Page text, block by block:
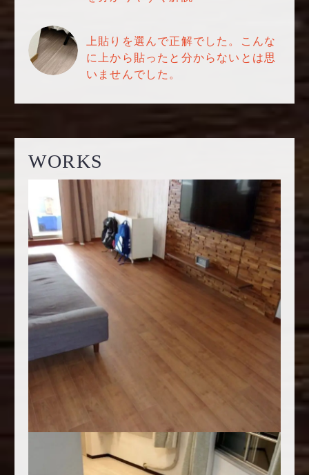
上貼りを選んで正解でした。こんな
に上から貼ったと分からないとは思
いませんでした。
WORKS